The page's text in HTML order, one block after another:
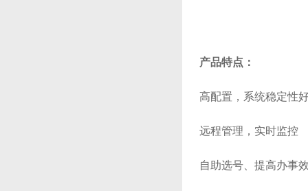
产品特点：
高配置，系统稳定性
远程管理，实时监控
自助选号、提高办事